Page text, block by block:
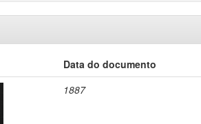
Data do documento
1887